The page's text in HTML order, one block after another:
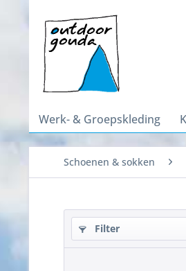
Werk- & Groepskleding
Schoenen & sokken
Filter